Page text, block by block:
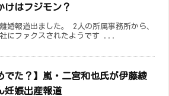
けはフジモン？
婚報道出ました。 2人の所属事務所から、
にファクスされたようです ...
でた？】嵐・二宮和也氏が伊藤綾
妊娠出産報道